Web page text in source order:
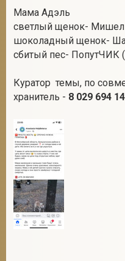
Мама Адэль
светлый щенок-
шоколадный щенок-
сбитый пес- ПопутЧИК
Куратор темы, по
хранитель - 8 029 694